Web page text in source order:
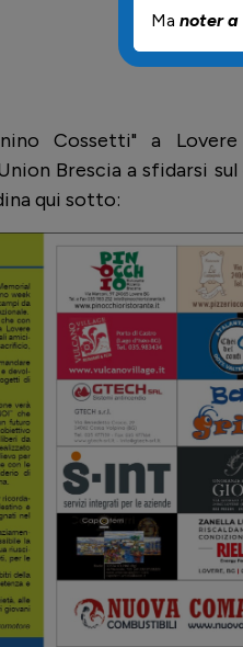
Cossetti" a
Brescia a sfidarsi
qui sotto:
Ma noter a